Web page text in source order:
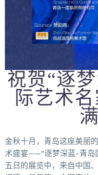
祝贺“逐
际艺术
金秋十月，青岛这座美丽
术盛宴——“逐梦深蓝–青岛
五日的展览中，来自中国